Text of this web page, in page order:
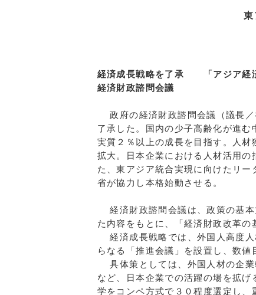
東
経済成長戦略を了承 「アジア経
経済財政諮問会議
政府の経済財政諮問会議（議長／
了承した。国内の少子高齢化が進
実質２％以上の成長を目指す。人
拡大。日本企業における人材活用
た、東アジア統合実現に向けたリ
省が協力し本格始動させる。
経済財政諮問会議は、政策の基本
た内容をもとに、「経済財政改革の
経済成長戦略では、外国人高度人
らなる「推進会議」を設置し、数値
具体策としては、外国人材の企業
など、日本企業での活躍の場を拡
学をコンペ方式で３０程度選定し